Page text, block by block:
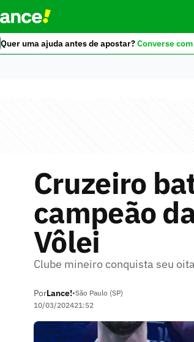
Quer uma ajuda antes de apostar?Converse
Cruzeiro
campeão
Vôlei
Clube mineiro conquista seu
PorLance!•São Paulo (SP)
10/03/202421:52